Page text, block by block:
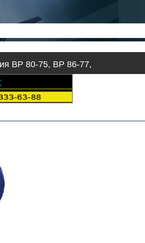
ВР 80-75, ВР 86-77,